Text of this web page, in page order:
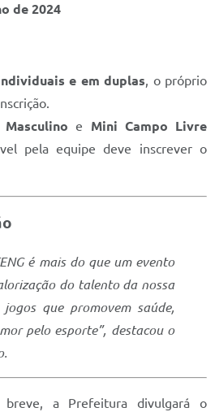
de 2024
e em duplas, o próprio
e Mini Campo Livre
pela equipe deve inscrever o
é mais do que um evento
do talento da nossa
jogos que promovem saúde,
pelo esporte”, destacou o
a Prefeitura divulgará o